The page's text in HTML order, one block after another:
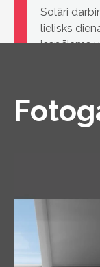
Solāri
lielisks
iespējams